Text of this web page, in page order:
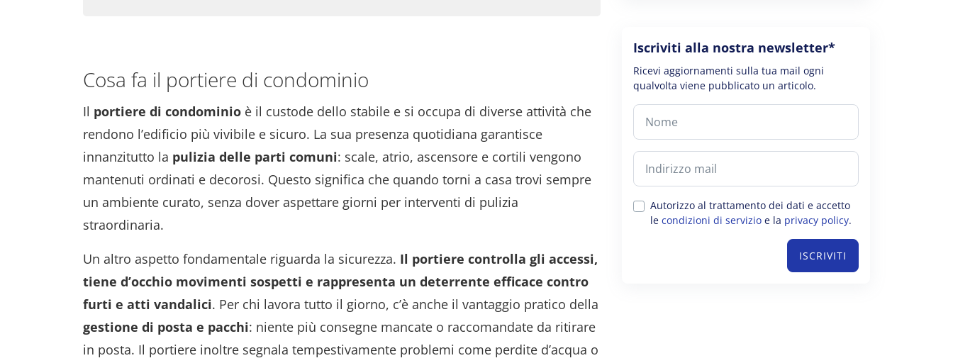
Cosa fa il portiere di condominio
Il portiere di condominio è il custode dello stabile e si occupa di diverse attività che
rendono l’edificio più vivibile e sicuro. La sua presenza quotidiana garantisce
innanzitutto la pulizia delle parti comuni: scale, atrio, ascensore e cortili vengono
mantenuti ordinati e decorosi. Questo significa che quando torni a casa trovi sempre
un ambiente curato, senza dover aspettare giorni per interventi di pulizia
straordinaria.
Un altro aspetto fondamentale riguarda la sicurezza. Il portiere controlla gli accessi,
tiene d’occhio movimenti sospetti e rappresenta un deterrente efficace contro
furti e atti vandalici. Per chi lavora tutto il giorno, c’è anche il vantaggio pratico della
gestione di posta e pacchi: niente più consegne mancate o raccomandate da ritirare
in posta. Il portiere inoltre segnala tempestivamente problemi come perdite d’acqua o
Iscriviti alla nostra newsletter*
Ricevi aggiornamenti sulla tua mail ogni
qualvolta viene pubblicato un articolo.
Autorizzo al trattamento dei dati e accetto
le condizioni di servizio e la privacy policy.
ISCRIVITI